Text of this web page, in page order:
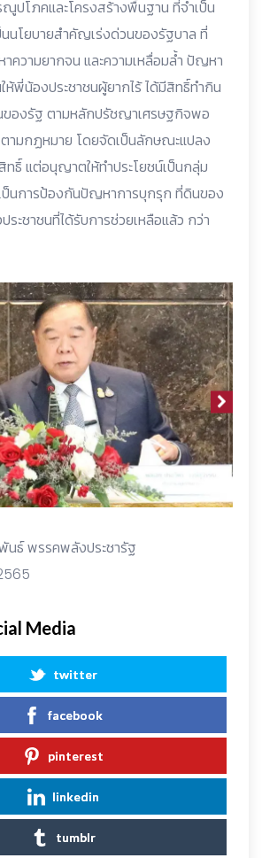
ปโภคและโครงสร้างพื้นฐาน ที่จำเป็น
นโยบายสำคัญเร่งด่วนของรัฐบาล ที่
ความยากจน และความเหลื่อมล้ำ ปัญหา
ห้พี่น้องประชาชนผู้ยากไร้ ได้มีสิทธิ์ทำกิน
ของรัฐ ตามหลักปรัชญาเศรษฐกิจพอ
ามกฏหมาย โดยจัดเป็นลักษณะแปลง
ทธิ์ แต่อนุญาตให้ทำประโยชน์เป็นกลุ่ม
ป็นการป้องกันปัญหาการบุกรุก ที่ดินของ
ะชาชนที่ได้รับการช่วยเหลือแล้ว กว่า
นธ์ พรรคพลังประชารัฐ
Media
twitter
facebook
pinterest
linkedin
tumblr